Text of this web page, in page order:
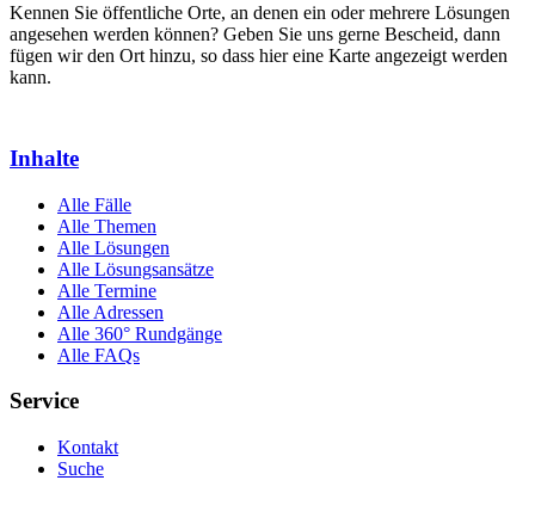
Kennen Sie öffentliche Orte, an denen ein oder mehrere Lösungen
angesehen werden können? Geben Sie uns gerne Bescheid, dann
fügen wir den Ort hinzu, so dass hier eine Karte angezeigt werden
kann.
Inhalte
Alle Fälle
Alle Themen
Alle Lösungen
Alle Lösungsansätze
Alle Termine
Alle Adressen
Alle 360° Rundgänge
Alle FAQs
Service
Kontakt
Suche